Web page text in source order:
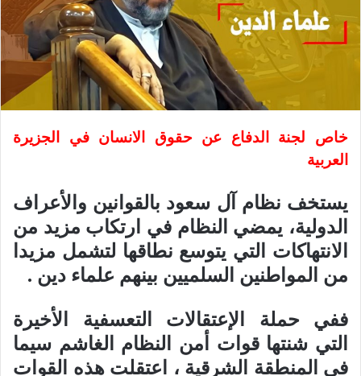
خاص لجنة الدفاع عن حقوق الانسان في الجزيرة
العربية
يستخف نظام آل سعود بالقوانين والأعراف
الدولية، يمضي النظام في ارتكاب مزيد من
الانتهاكات التي يتوسع نطاقها لتشمل مزيدا
من المواطنين السلميين بينهم علماء دين .
ففي حملة الإعتقالات التعسفية الأخيرة
التي شنتها قوات أمن النظام الغاشم سيما
في المنطقة الشرقية ، اعتقلت هذه القوات